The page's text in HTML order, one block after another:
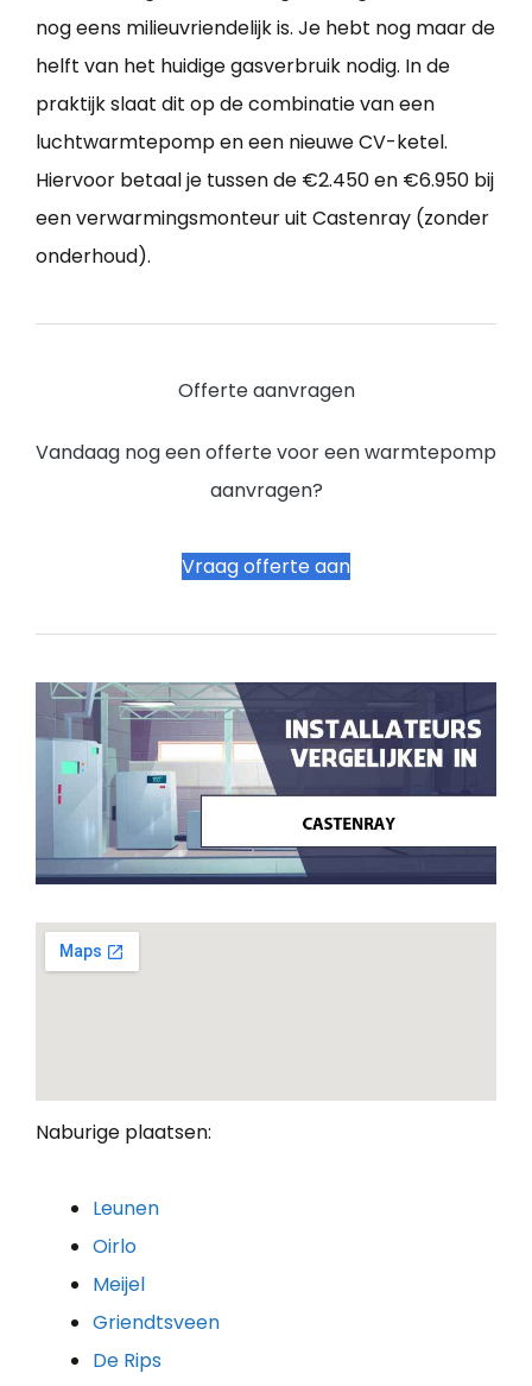
nog eens milieuvriendelijk is. Je hebt nog maar de
helft van het huidige gasverbruik nodig. In de
praktijk slaat dit op de combinatie van een
luchtwarmtepomp en een nieuwe CV-ketel.
Hiervoor betaal je tussen de €2.450 en €6.950 bij
een verwarmingsmonteur uit Castenray (zonder
onderhoud).
Offerte aanvragen
Vandaag nog een offerte voor een warmtepomp
aanvragen?
Vraag offerte aan
Naburige plaatsen:
Leunen
Oirlo
Meijel
Griendtsveen
De Rips